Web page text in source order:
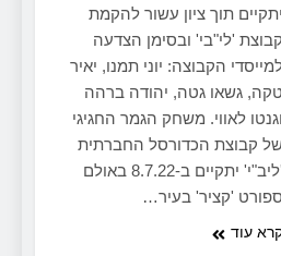
יתקיים תוך ציון עשור להקמת
קבוצת 'לי"בי' ובסימן הצדעה
הקבוצה: יוני תמנו, יאיר
טקה, גשאו גטה, יהודה ברהה
וגנטו לאווי. משחק הגמר החגיגי
קבוצת הכדורסל החברתית
'ליב"י' יתקיים ב-8.7.22 באולם
ספורט 'קציר' בעיר…
עוד